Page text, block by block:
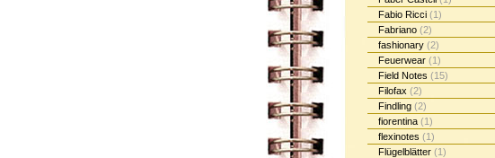
Fabio Ricci (1)
Fabriano (2)
fashionary (2)
Feuerwear (1)
Field Notes (15)
Filofax (2)
Findling (2)
fiorentina (1)
flexinotes (1)
Flügelblätter (1)